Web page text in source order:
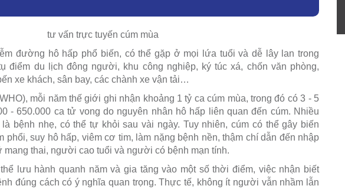
đường hô hấp phổ biến, có thể gặp ở mọi lứa tuổi và dễ lây lan trong
điểm du lịch đông người, khu công nghiệp, ký túc xá, chốn văn phòng,
xe khách, sân bay, các chành xe vận tải…
mỗi năm thế giới ghi nhận khoảng 1 tỷ ca cúm mùa, trong đó có 3 - 5
- 650.000 ca tử vong do nguyên nhân hô hấp liên quan đến cúm. Nhiều
bệnh nhẹ, có thể tự khỏi sau vài ngày. Tuy nhiên, cúm có thể gây biến
phổi, suy hô hấp, viêm cơ tim, làm nặng bệnh nền, thậm chí dẫn đến nhập
mang thai, người cao tuổi và người có bệnh mạn tính.
lưu hành quanh năm và gia tăng vào một số thời điểm, việc nhận biết
đúng cách có ý nghĩa quan trọng. Thực tế, không ít người vẫn nhầm lẫn